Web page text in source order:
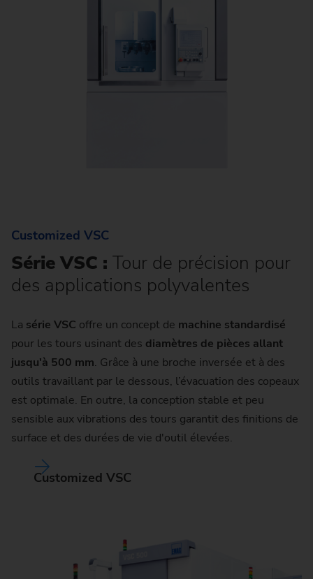
Customized VSC
Série VSC : Tour de précision pour
des applications polyvalentes
La série VSC offre un concept de machine standardisé
pour les tours usinant des diamètres de pièces allant
jusqu'à 500 mm. Grâce à une broche inversée et à des
outils travaillant par le dessous, l’évacuation des copeaux
est optimale. En outre, la conception stable et peu
sensible aux vibrations des tours garantit des finitions de
surface et des durées de vie d'outil élevées.
Customized VSC